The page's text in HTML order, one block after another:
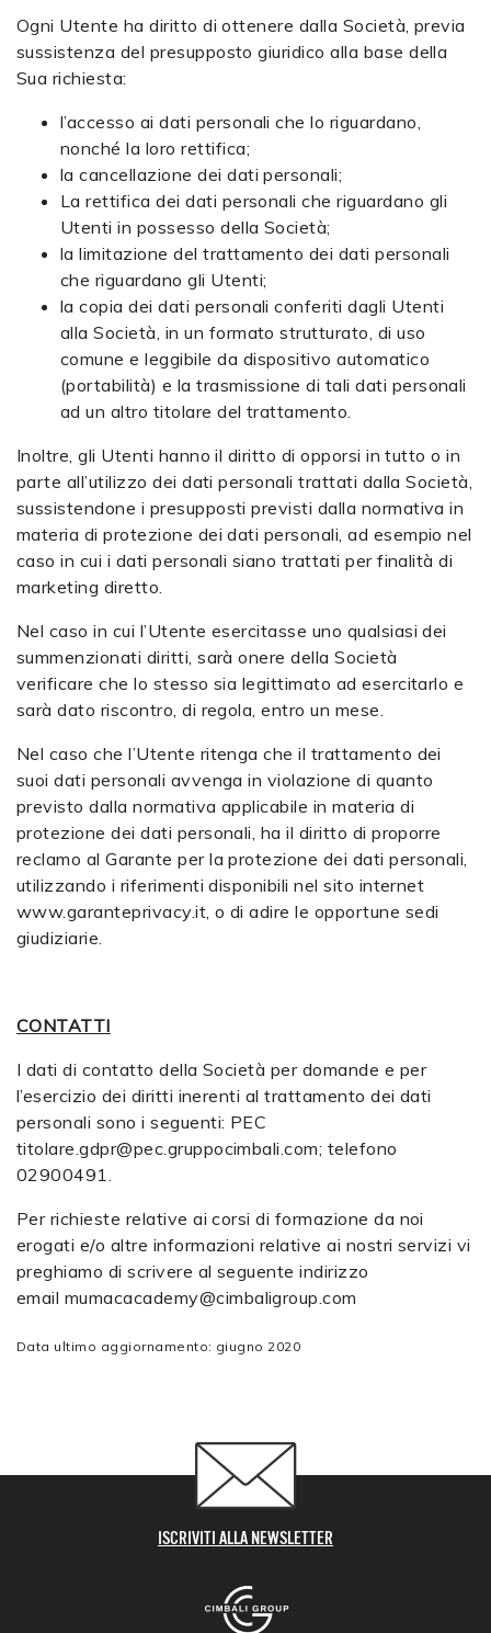
Ogni Utente ha diritto di ottenere dalla Società, previa
sussistenza del presupposto giuridico alla base della
Sua richiesta:
l’accesso ai dati personali che lo riguardano,
nonché la loro rettifica;
la cancellazione dei dati personali;
La rettifica dei dati personali che riguardano gli
Utenti in possesso della Società;
la limitazione del trattamento dei dati personali
che riguardano gli Utenti;
la copia dei dati personali conferiti dagli Utenti
alla Società, in un formato strutturato, di uso
comune e leggibile da dispositivo automatico
(portabilità) e la trasmissione di tali dati personali
ad un altro titolare del trattamento.
Inoltre, gli Utenti hanno il diritto di opporsi in tutto o in
parte all’utilizzo dei dati personali trattati dalla Società,
sussistendone i presupposti previsti dalla normativa in
materia di protezione dei dati personali, ad esempio nel
caso in cui i dati personali siano trattati per finalità di
marketing diretto.
Nel caso in cui l’Utente esercitasse uno qualsiasi dei
summenzionati diritti, sarà onere della Società
verificare che lo stesso sia legittimato ad esercitarlo e
sarà dato riscontro, di regola, entro un mese.
Nel caso che l’Utente ritenga che il trattamento dei
suoi dati personali avvenga in violazione di quanto
previsto dalla normativa applicabile in materia di
protezione dei dati personali, ha il diritto di proporre
reclamo al Garante per la protezione dei dati personali,
utilizzando i riferimenti disponibili nel sito internet
www.garanteprivacy.it , o di adire le opportune sedi
giudiziarie.
CONTATTI
I dati di contatto della Società per domande e per
l’esercizio dei diritti inerenti al trattamento dei dati
personali sono i seguenti: PEC
titolare.gdpr@pec.gruppocimbali.com; telefono
02900491.
Per richieste relative ai corsi di formazione da noi
erogati e/o altre informazioni relative ai nostri servizi vi
preghiamo di scrivere al seguente indirizzo
email mumacacademy@cimbaligroup.com
Data ultimo aggiornamento: giugno 2020
ISCRIVITI ALLA NEWSLETTER